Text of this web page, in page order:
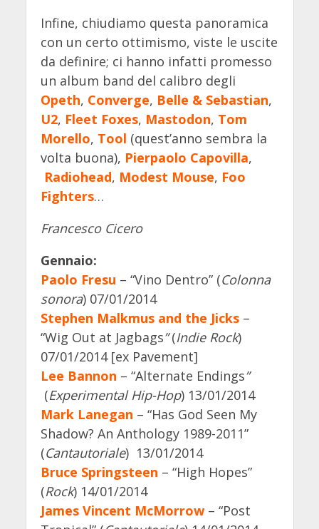
Infine, chiudiamo questa panoramica
con un certo ottimismo, viste le uscite
da definire; ci hanno infatti promesso
un album band del calibro degli
Opeth, Converge, Belle & Sebastian,
U2, Fleet Foxes, Mastodon, Tom
Morello, Tool (quest’anno sembra la
volta buona), Pierpaolo Capovilla,
Radiohead, Modest Mouse, Foo
Fighters…
Francesco Cicero
Gennaio:
Paolo Fresu – “Vino Dentro” (Colonna
sonora) 07/01/2014
Stephen Malkmus and the Jicks–
“Wig Out at Jagbags”(Indie Rock)
07/01/2014 [ex Pavement]
Lee Bannon – “Alternate Endings”
(Experimental Hip-Hop) 13/01/2014
Mark Lanegan – “Has God Seen My
Shadow? An Anthology 1989-2011”
(Cantautoriale) 13/01/2014
Bruce Springsteen – “High Hopes”
(Rock) 14/01/2014
James Vincent McMorrow– “Post